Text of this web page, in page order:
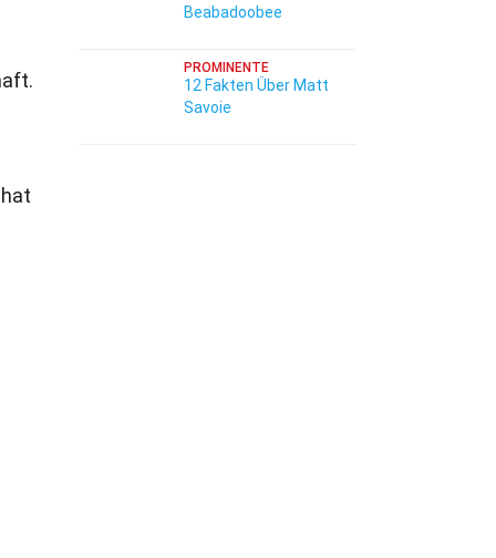
Beabadoobee
PROMINENTE
12 Fakten Über Matt
Savoie